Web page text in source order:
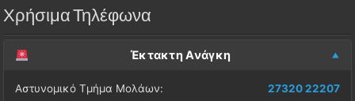
Χρήσιμα Τηλέφωνα
Έκτακτη Ανάγκη
Αστυνομικό Τμήμα Μολάων: 27320 22207